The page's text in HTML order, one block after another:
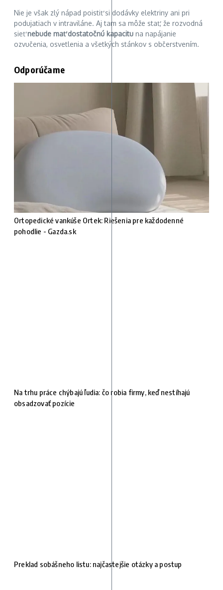
Nie je však zlý nápad poistiť si dodávky elektriny ani pri
podujatiach v intraviláne. Aj tam sa môže stať, že rozvodná
sieťnebude mať dostatočnú kapacitu na napájanie
ozvučenia, osvetlenia a všetkých stánkov s občerstvením.
Odporúčame
Ortopedické vankúše Ortek: Riešenia pre každodenné
pohodlie - Gazda.sk
Na trhu práce chýbajú ľudia: čo robia firmy, keď nestíhajú
obsadzovať pozície
Preklad sobášneho listu: najčastejšie otázky a postup